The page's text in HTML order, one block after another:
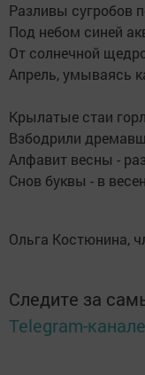
Разливы сугробов
Под небом синей
От солнечной
Апрель, умываясь
Крылатые стаи
Взбодрили
Алфавит весны -
Снов буквы - в
Ольга Костюнина,
Следите за
Telegram-канале